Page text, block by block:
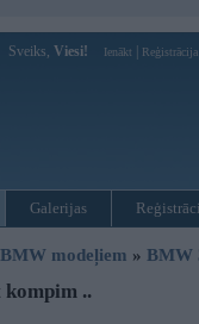
Sveiks, Viesi! Ienākt Reģistrācija
Galerijas
modeļiem » BMW
kompim ..